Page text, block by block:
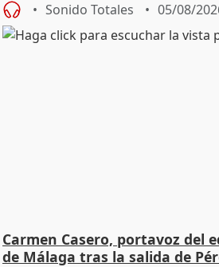
Sonido Totales 05/08/
Carmen Casero, portavoz del
de Málaga tras la salida de